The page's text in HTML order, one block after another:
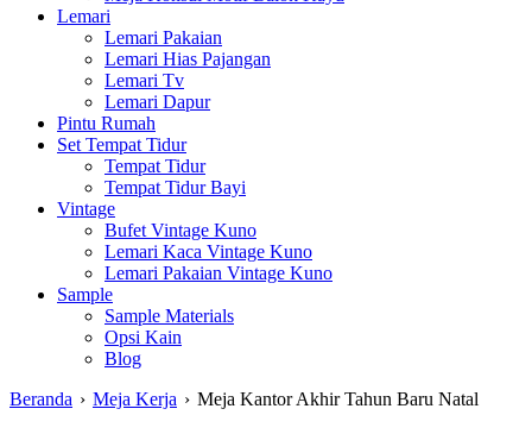
Lemari
Lemari Pakaian
Lemari Hias Pajangan
Lemari Tv
Lemari Dapur
Pintu Rumah
Set Tempat Tidur
Tempat Tidur
Tempat Tidur Bayi
Vintage
Bufet Vintage Kuno
Lemari Kaca Vintage Kuno
Lemari Pakaian Vintage Kuno
Sample
Sample Materials
Opsi Kain
Blog
Beranda › Meja Kerja › Meja Kantor Akhir Tahun Baru Natal